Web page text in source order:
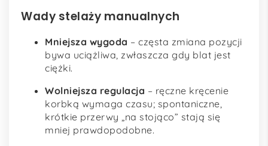
Wady stelaży manualnych
Mniejsza wygoda – częsta zmiana pozycji
bywa uciążliwa, zwłaszcza gdy blat jest
ciężki.
Wolniejsza regulacja – ręczne kręcenie
korbką wymaga czasu; spontaniczne,
krótkie przerwy „na stojąco” stają się
mniej prawdopodobne.